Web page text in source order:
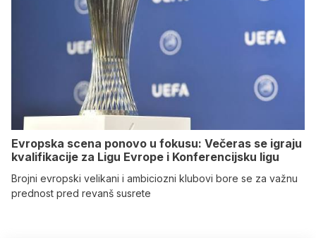
Evropska scena ponovo u fokusu: Večeras se igraju
kvalifikacije za Ligu Evrope i Konferencijsku ligu
Brojni evropski velikani i ambiciozni klubovi bore se za važnu
prednost pred revanš susrete